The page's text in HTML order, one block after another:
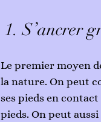
1. S’ancrer
Le premier moyen
la nature. On peut
ses pieds en
pieds. On peut